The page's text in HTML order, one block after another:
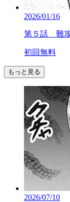
2026/01/16
第５話 難
初回無料
もっと見る
2026/07/10